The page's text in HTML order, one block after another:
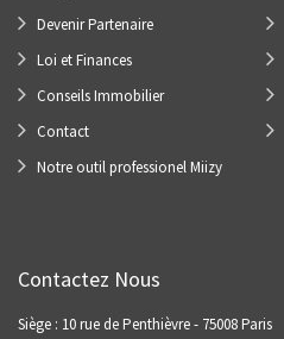
Devenir Partenaire
Loi et Finances
Conseils Immobilier
Contact
Notre outil professionel Miizy
Contactez Nous
Siège : 10 rue de Penthièvre - 75008 Paris